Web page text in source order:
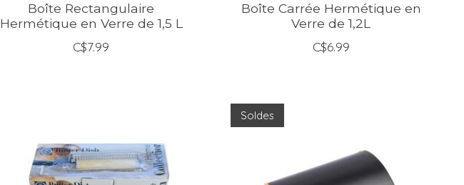
Boîte Rectangulaire
Hermétique en Verre de 1,5 L
C$7.99
Boîte Carrée Hermétique en
Verre de 1,2L
C$6.99
Soldes